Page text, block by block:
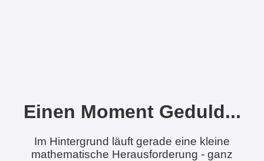
Einen Moment Geduld...
Im Hintergrund läuft gerade eine kleine
mathematische Herausforderung - ganz